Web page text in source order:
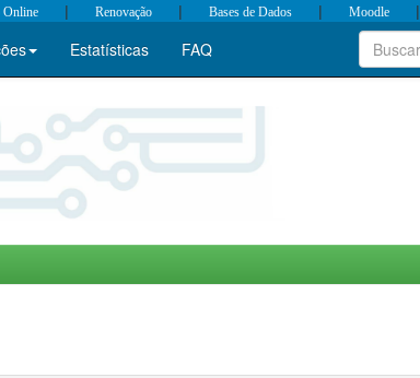
Online | Renovação | Bases de Dados | Moodle |
Estatísticas FAQ